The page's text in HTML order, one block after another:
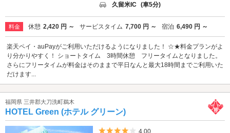
久留米IC (車5分)
料金 休憩 2,420 円 ～ サービスタイム 7,700 円 ～ 宿泊 6,490 円 ～
楽天ペイ・auPayがご利用いただけるようになりました！ ☆★料金プランがよ
り分かりやすく！ ショートタイム 3時間休憩 フリータイムとなりました。
さらにフリータイムが料金はそのままで平日なんと最大18時間までご利用いた
だけます...
福岡県 三井郡大刀洗町鵜木
HOTEL Green (ホテル グリーン)
5つ星のうち4
4.00